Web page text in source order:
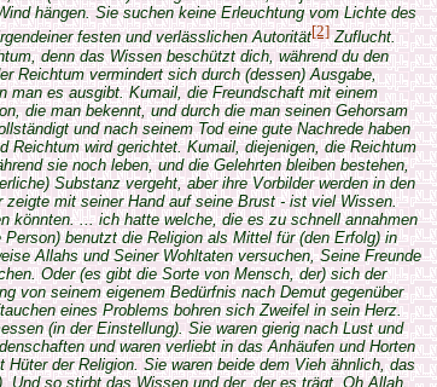
hängen. Sie suchen keine Erleuchtung vom Lichte des
festen und verlässlichen Autorität[2]Zuflucht.
denn das Wissen beschützt dich, während du den
Reichtum vermindert sich durch (dessen) Ausgabe,
man es ausgibt. Kumail, die Freundschaft mit einem
die man bekennt, und durch die man seinen Gehorsam
und nach seinem Tod eine gute Nachrede haben
Reichtum wird gerichtet. Kumail, diejenigen, die Reichtum
sie noch leben, und die Gelehrten bleiben bestehen,
Substanz vergeht, aber ihre Vorbilder werden in den
zeigte mit seiner Hand auf seine Brust - ist viel Wissen.
könnten. ... ich hatte welche, die es zu schnell annahmen
benutzt die Religion als Mittel für (den Erfolg) in
Allahs und Seiner Wohltaten versuchen, Seine Freunde
Oder (es gibt die Sorte von Mensch, der) sich der
von seinem eigenem Bedürfnis nach Demut gegenüber
eines Problems bohren sich Zweifel in sein Herz.
(in der Einstellung). Sie waren gierig nach Lust und
und waren verliebt in das Anhäufen und Horten
der Religion. Sie waren beide dem Vieh ähnlich, das
Und so stirbt das Wissen und der, der es trägt. Oh Allah,